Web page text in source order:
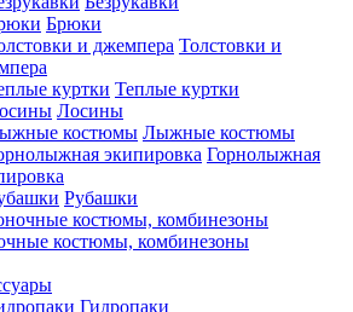
Брюки
Толстовки и
Теплые куртки
Лосины
Лыжные костюмы
Горнолыжная
Рубашки
костюмы, комбинезоны
Гидропаки